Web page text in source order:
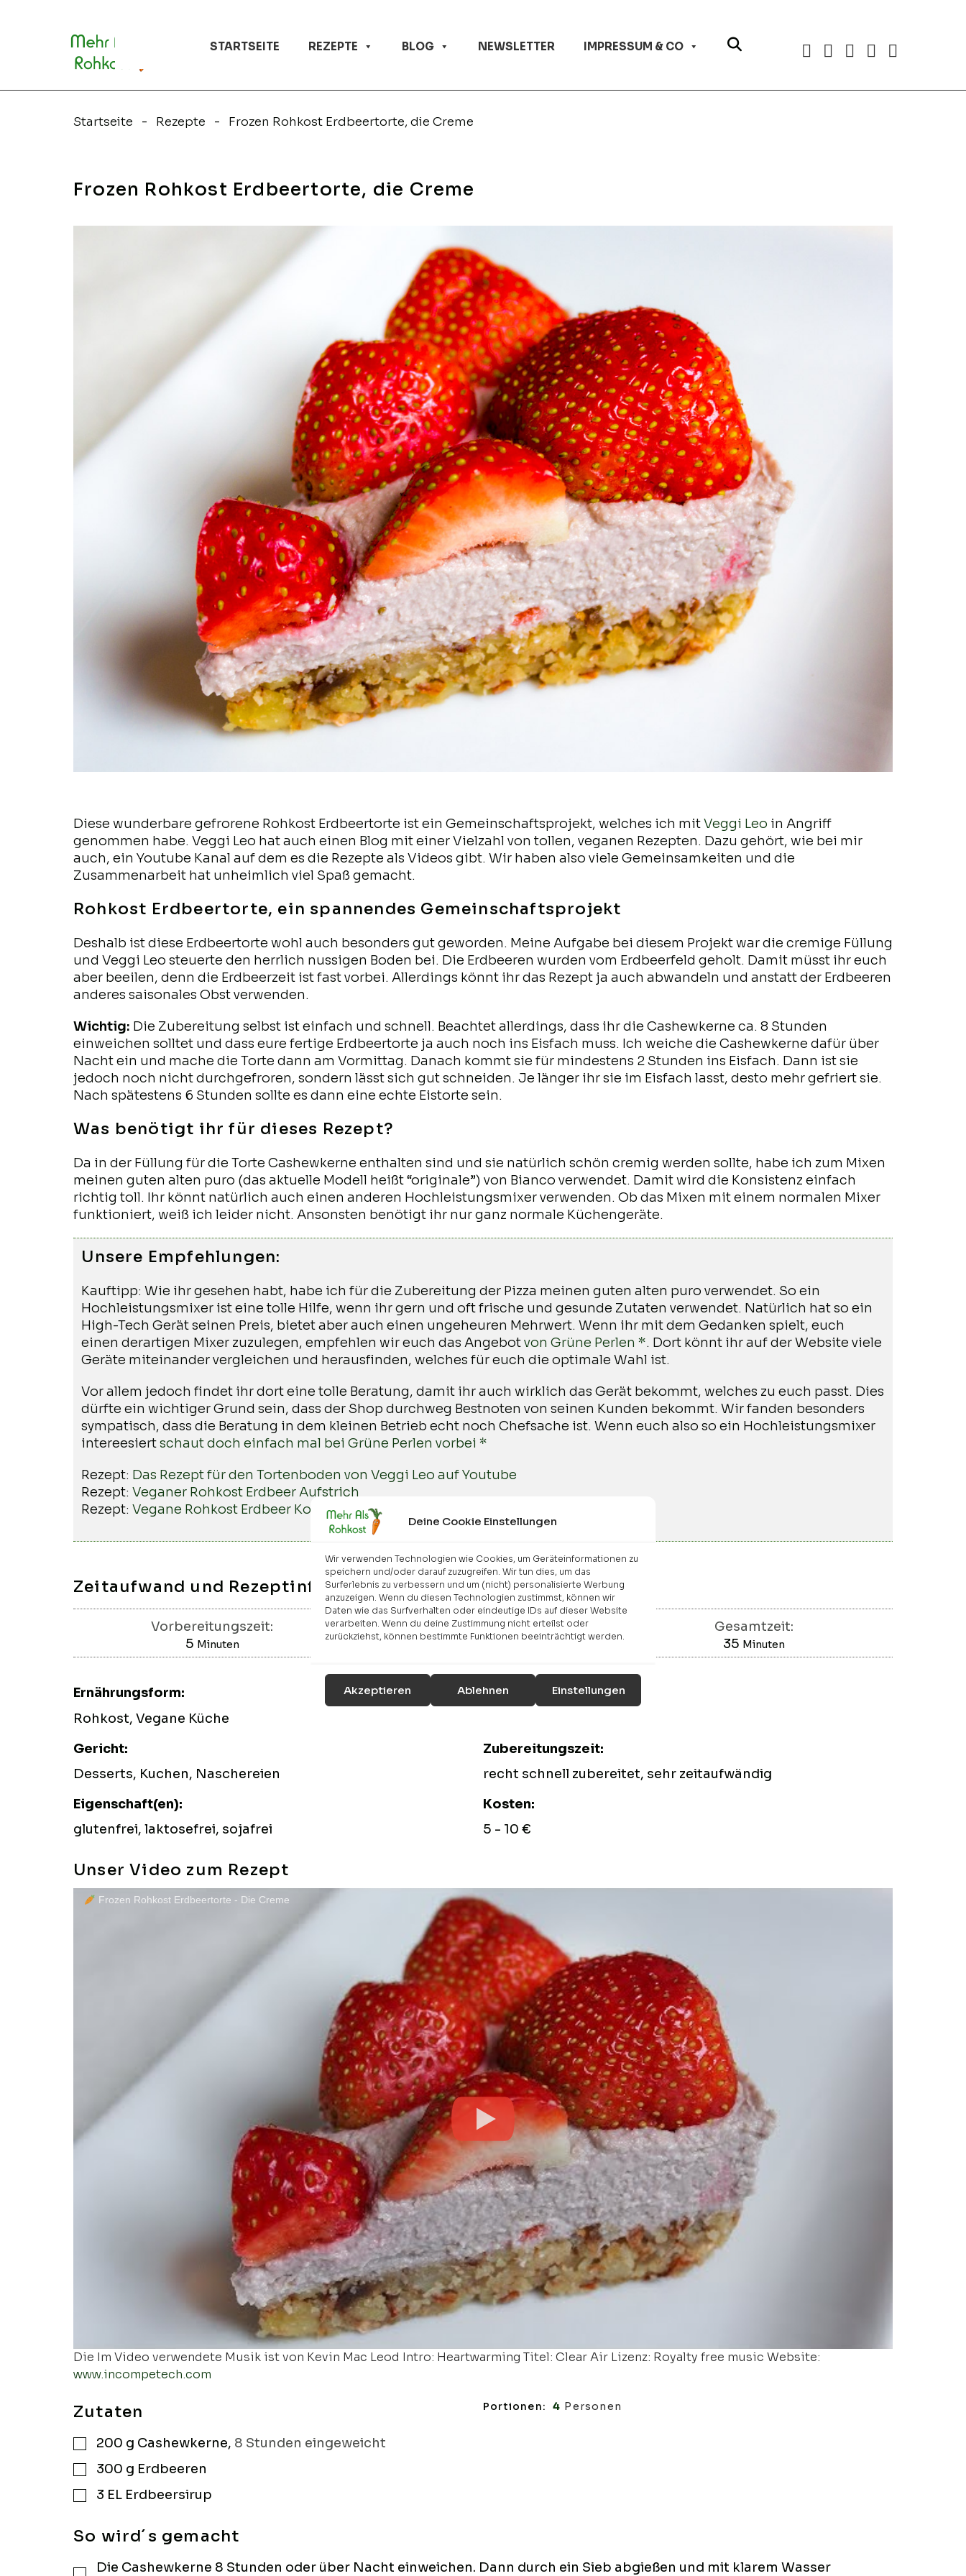
Deine Cookie Einstellungen
Wir verwenden Technologien wie Cookies, um Geräteinformationen zu
speichern und/oder darauf zuzugreifen. Wir tun dies, um das
Surferlebnis zu verbessern und um (nicht) personalisierte Werbung
anzuzeigen. Wenn du diesen Technologien zustimmst, können wir
Daten wie das Surfverhalten oder eindeutige IDs auf dieser Website
verarbeiten. Wenn du deine Zustimmung nicht erteilst oder
zurückziehst, können bestimmte Funktionen beeinträchtigt werden.
Akzeptieren Ablehnen Einstellungen
STARTSEITE REZEPTE BLOG NEWSLETTER IMPRESSUM & CO
Website-
Startseite Rezepte Frozen Rohkost Erdbeertorte, die Creme
Frozen Rohkost Erdbeertorte, die Creme
Diese wunderbare gefrorene Rohkost Erdbeertorte ist ein Gemeinschaftsprojekt, welches ich mitVeggi Leo in Angriff
genommen habe. Veggi Leo hat auch einen Blog mit einer Vielzahl von tollen, veganen Rezepten. Dazu gehört, wie bei mir
auch, ein Youtube Kanal auf dem es die Rezepte als Videos gibt. Wir haben also viele Gemeinsamkeiten und die
Zusammenarbeit hat unheimlich viel Spaß gemacht.
Rohkost Erdbeertorte, ein spannendes Gemeinschaftsprojekt
Deshalb ist diese Erdbeertorte wohl auch besonders gut geworden. Meine Aufgabe bei diesem Projekt war die cremige Füllung
und Veggi Leo steuerte den herrlich nussigen Boden bei. Die Erdbeeren wurden vom Erdbeerfeld geholt. Damit müsst ihr euch
aber beeilen, denn die Erdbeerzeit ist fast vorbei. Allerdings könnt ihr das Rezept ja auch abwandeln und anstatt der Erdbeeren
anderes saisonales Obst verwenden.
Wichtig: Die Zubereitung selbst ist einfach und schnell. Beachtet allerdings, dass ihr die Cashewkerne ca. 8 Stunden
einweichen solltet und dass eure fertige Erdbeertorte ja auch noch ins Eisfach muss. Ich weiche die Cashewkerne dafür über
Nacht ein und mache die Torte dann am Vormittag. Danach kommt sie für mindestens 2 Stunden ins Eisfach. Dann ist sie
jedoch noch nicht durchgefroren, sondern lässt sich gut schneiden. Je länger ihr sie im Eisfach lasst, desto mehr gefriert sie.
Nach spätestens 6 Stunden sollte es dann eine echte Eistorte sein.
Was benötigt ihr für dieses Rezept?
Da in der Füllung für die Torte Cashewkerne enthalten sind und sie natürlich schön cremig werden sollte, habe ich zum Mixen
meinen guten alten puro (das aktuelle Modell heißt “originale”) von Bianco verwendet. Damit wird die Konsistenz einfach
richtig toll. Ihr könnt natürlich auch einen anderen Hochleistungsmixer verwenden. Ob das Mixen mit einem normalen Mixer
funktioniert, weiß ich leider nicht. Ansonsten benötigt ihr nur ganz normale Küchengeräte.
Unsere Empfehlungen:
Kauftipp: Wie ihr gesehen habt, habe ich für die Zubereitung der Pizza meinen guten alten puro verwendet. So ein
Hochleistungsmixer ist eine tolle Hilfe, wenn ihr gern und oft frische und gesunde Zutaten verwendet. Natürlich hat so ein
High-Tech Gerät seinen Preis, bietet aber auch einen ungeheuren Mehrwert. Wenn ihr mit dem Gedanken spielt, euch
einen derartigen Mixer zuzulegen, empfehlen wir euch das Angebotvon Grüne Perlen *. Dort könnt ihr auf der Website viele
Geräte miteinander vergleichen und herausfinden, welches für euch die optimale Wahl ist.
Vor allem jedoch findet ihr dort eine tolle Beratung, damit ihr auch wirklich das Gerät bekommt, welches zu euch passt. Dies
dürfte ein wichtiger Grund sein, dass der Shop durchweg Bestnoten von seinen Kunden bekommt. Wir fanden besonders
sympatisch, dass die Beratung in dem kleinen Betrieb echt noch Chefsache ist. Wenn euch also so ein Hochleistungsmixer
intereesiertschaut doch einfach mal bei Grüne Perlen vorbei *
Rezept: Das Rezept für den Tortenboden von Veggi Leo auf Youtube
Rezept:Veganer Rohkost Erdbeer Aufstrich
Rezept:Vegane Rohkost Erdbeer Kokosbällchen
Zeitaufwand und Rezeptinfos
Vorbereitungszeit:
5Minuten
Minuten
Zubereitungszeit:
30 Minuten
Gesamtzeit:
35 Minuten
Minuten
Ernährungsform:
Rohkost, Vegane Küche
Gericht:
Desserts, Kuchen, Naschereien
Eigenschaft(en):
glutenfrei, laktosefrei, sojafrei
Schwierigkeit:
Zubereitungszeit:
recht schnell zubereitet, sehr zeitaufwändig
Kosten:
5 - 10 €
Unser Video zum Rezept
Frozen Rohkost Erdbeertorte - Die Creme
Die Im Video verwendete Musik ist von Kevin Mac Leod Intro: Heartwarming Titel: Clear Air Lizenz: Royalty free music Website:
www.incompetech.com
Zutaten
▢
200 g Cashewkerne, 8 Stunden eingeweicht
▢
300 g Erdbeeren
▢
3 EL Erdbeersirup
Portionen: 4 Personen
So wird´s gemacht
Die Cashewkerne 8 Stunden oder über Nacht einweichen. Dann durch ein Sieb abgießen und mit klarem Wasser